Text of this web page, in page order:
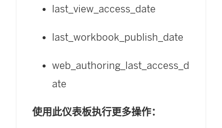
last_view_access_date
last_workbook_publish_date
web_authoring_last_access_d
ate
使用此仪表板执行更多操作：